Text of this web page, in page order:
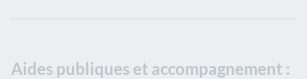
Aides publiques et accompagnement :